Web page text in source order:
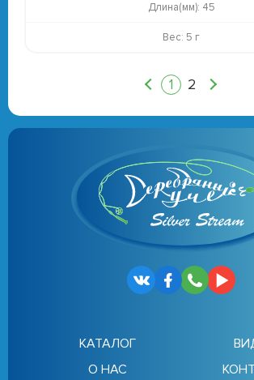
Длина(мм): 45
Вес: 5 г
1 2
КАТАЛОГ
О НАС